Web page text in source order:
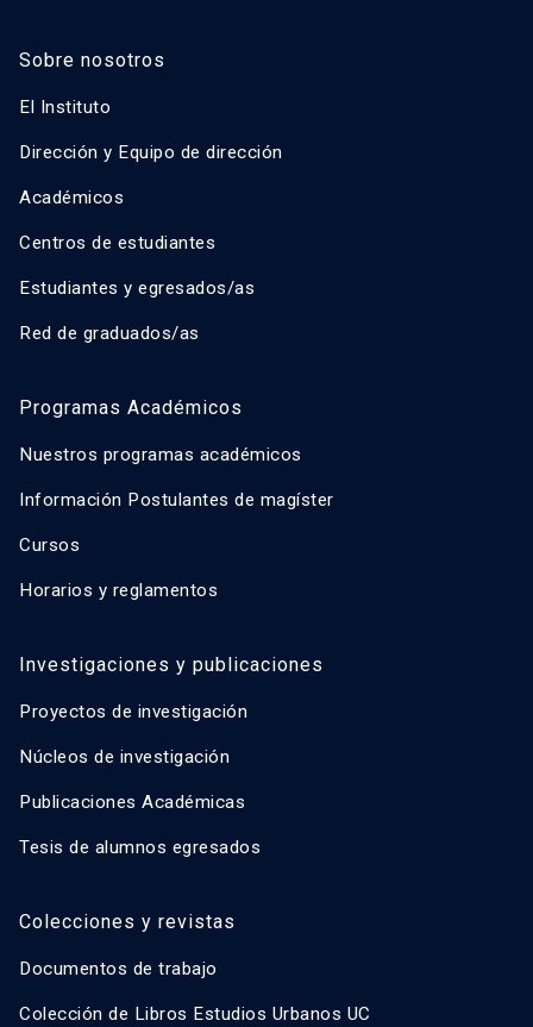
Sobre nosotros
El Instituto
Dirección y Equipo de dirección
Académicos
Centros de estudiantes
Estudiantes y egresados/as
Red de graduados/as
Programas Académicos
Nuestros programas académicos
Información Postulantes de magíster
Cursos
Horarios y reglamentos
Investigaciones y publicaciones
Proyectos de investigación
Núcleos de investigación
Publicaciones Académicas
Tesis de alumnos egresados
Colecciones y revistas
Documentos de trabajo
Colección de Libros Estudios Urbanos UC